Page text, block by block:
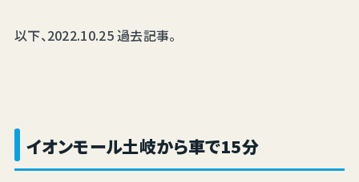
以下、2022.10.25 過去記事。
イオンモール土岐から車で15分